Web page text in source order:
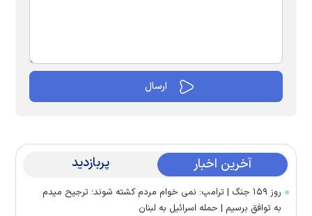
آخرین اخبار پربازدید
روز ۱۵۹ جنگ | ترامپ: نمی خوام مردم کشته شوند؛ ترجیح میدم
به توافق برسیم | حمله اسرائیل به لبنان